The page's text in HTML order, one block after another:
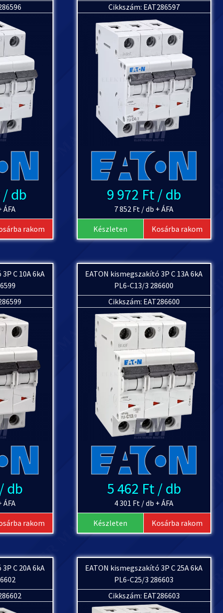
/ db
ÁFA
rakom
Cikkszám: EAT286597
9 972 Ft / db
7 852 Ft / db + ÁFA
Készleten Kosárba rakom
C 10A 6kA
db
ÁFA
rakom
EATON kismegszakító 3P C 13A 6kA
PL6-C13/3 286600
Cikkszám: EAT286600
5 462 Ft / db
4 301 Ft / db + ÁFA
Készleten Kosárba rakom
C 20A 6kA
EATON kismegszakító 3P C 25A 6kA
PL6-C25/3 286603
Cikkszám: EAT286603